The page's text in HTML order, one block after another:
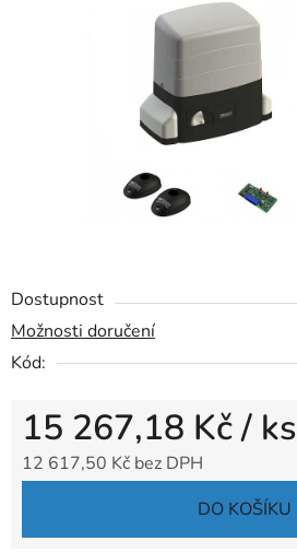
Dostupnost
Možnosti doručení
Kód:
15 267,18 Kč/ ks
12 617,50 Kč bez DPH
DO KOŠÍKU